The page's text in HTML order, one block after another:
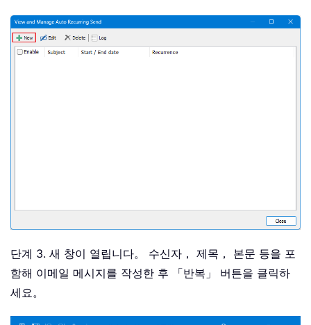
단계 3. 새 창이 열립니다。 수신자， 제목， 본문 등을 포
함해 이메일 메시지를 작성한 후 「반복」 버튼을 클릭하
세요。